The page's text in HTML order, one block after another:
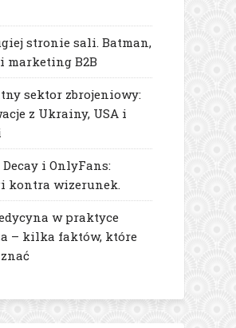
stronie sali. Batman,
marketing B2B
sektor zbrojeniowy:
z Ukrainy, USA i
i OnlyFans:
kontra wizerunek.
w praktyce
– kilka faktów, które